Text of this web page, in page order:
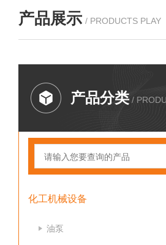
产品展示 / PRODUCTS PLAY
产品分类 /
化工机械设备
油泵